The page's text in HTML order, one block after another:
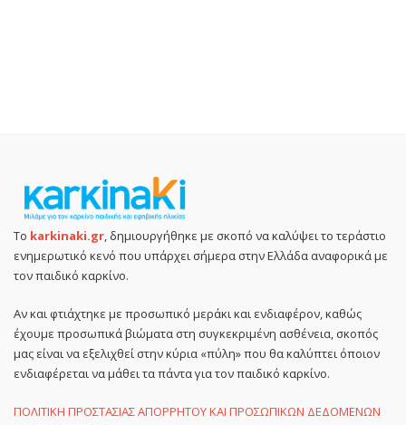
Το karkinaki.gr, δημιουργήθηκε με σκοπό να καλύψει το τεράστιο
ενημερωτικό κενό που υπάρχει σήμερα στην Ελλάδα αναφορικά με
τον παιδικό καρκίνο.
Αν και φτιάχτηκε με προσωπικό μεράκι και ενδιαφέρον, καθώς
έχουμε προσωπικά βιώματα στη συγκεκριμένη ασθένεια, σκοπός
μας είναι να εξελιχθεί στην κύρια «πύλη» που θα καλύπτει όποιον
ενδιαφέρεται να μάθει τα πάντα για τον παιδικό καρκίνο.
ΠΟΛΙΤΙΚΗ ΠΡΟΣΤΑΣΙΑΣ ΑΠΟΡΡΗΤΟΥ ΚΑΙ ΠΡΟΣΩΠΙΚΩΝ ΔΕΔΟΜΕΝΩΝ